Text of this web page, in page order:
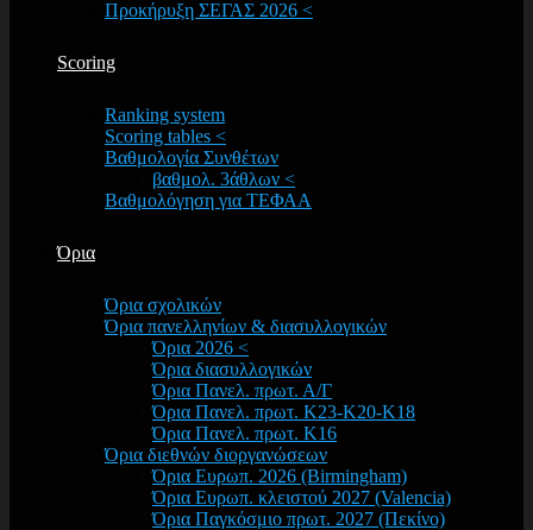
Προκήρυξη ΣΕΓΑΣ 2026 <
Scoring
Ranking system
Scoring tables <
Βαθμολογία Συνθέτων
βαθμολ. 3άθλων <
Βαθμολόγηση για ΤΕΦΑΑ
Όρια
Όρια σχολικών
Όρια πανελληνίων & διασυλλογικών
Όρια 2026 <
Όρια διασυλλογικών
Όρια Πανελ. πρωτ. Α/Γ
Όρια Πανελ. πρωτ. Κ23-Κ20-Κ18
Όρια Πανελ. πρωτ. Κ16
Όρια διεθνών διοργανώσεων
Όρια Ευρωπ. 2026 (Birmingham)
Όρια Ευρωπ. κλειστού 2027 (Valencia)
Όρια Παγκόσμιο πρωτ. 2027 (Πεκίνο)